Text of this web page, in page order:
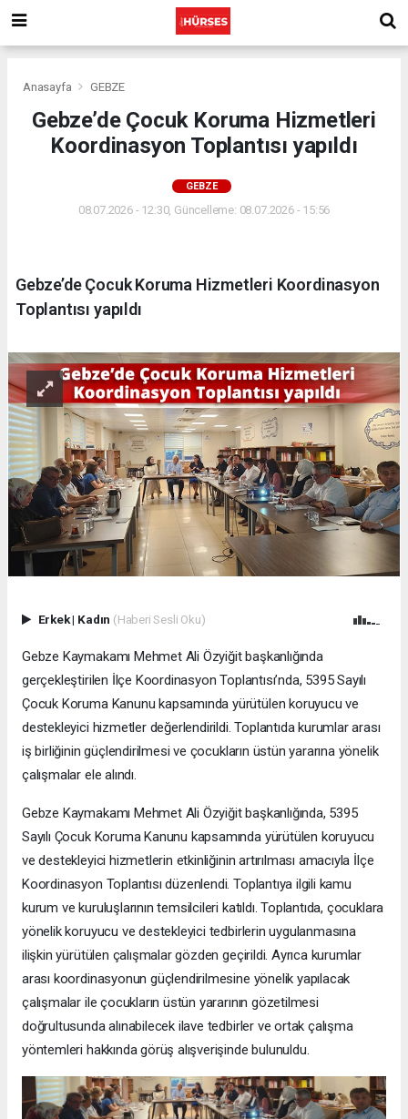
Anasayfa GEBZE
Gebze’de Çocuk Koruma Hizmetleri
Koordinasyon Toplantısı yapıldı
GEBZE
08.07.2026 - 12:30, Güncelleme: 08.07.2026 - 15:56
Gebze’de Çocuk Koruma Hizmetleri Koordinasyon
Toplantısı yapıldı
Erkek| Kadın (Haberi Sesli Oku)
Gebze Kaymakamı Mehmet Ali Özyiğit başkanlığında
gerçekleştirilen İlçe Koordinasyon Toplantısı’nda, 5395 Sayılı
Çocuk Koruma Kanunu kapsamında yürütülen koruyucu ve
destekleyici hizmetler değerlendirildi. Toplantıda kurumlar arası
iş birliğinin güçlendirilmesi ve çocukların üstün yararına yönelik
çalışmalar ele alındı.
Gebze Kaymakamı Mehmet Ali Özyiğit başkanlığında, 5395
Sayılı Çocuk Koruma Kanunu kapsamında yürütülen koruyucu
ve destekleyici hizmetlerin etkinliğinin artırılması amacıyla İlçe
Koordinasyon Toplantısı düzenlendi. Toplantıya ilgili kamu
kurum ve kuruluşlarının temsilcileri katıldı. Toplantıda, çocuklara
yönelik koruyucu ve destekleyici tedbirlerin uygulanmasına
ilişkin yürütülen çalışmalar gözden geçirildi. Ayrıca kurumlar
arası koordinasyonun güçlendirilmesine yönelik yapılacak
çalışmalar ile çocukların üstün yararının gözetilmesi
doğrultusunda alınabilecek ilave tedbirler ve ortak çalışma
yöntemleri hakkında görüş alışverişinde bulunuldu.